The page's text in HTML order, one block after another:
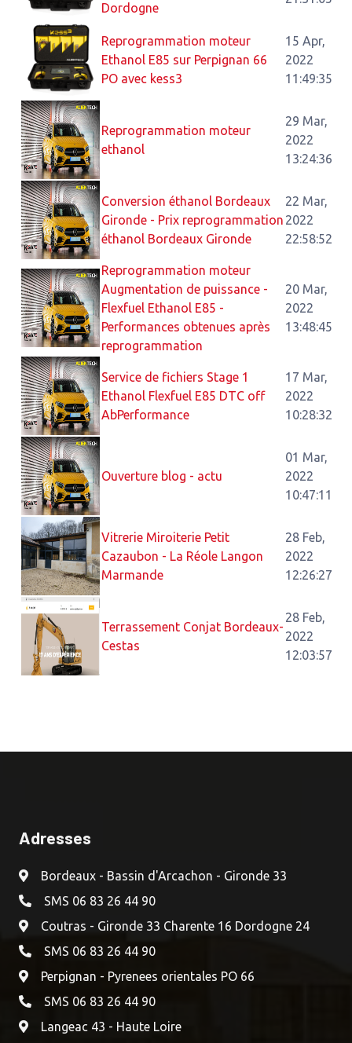
Dordogne
Reprogrammation moteur
Ethanol E85 sur Perpignan 66
PO avec kess3
15 Apr,
2022
11:49:35
Reprogrammation moteur
ethanol
29 Mar,
2022
13:24:36
Conversion éthanol Bordeaux
Gironde - Prix reprogrammation
éthanol Bordeaux Gironde
22 Mar,
2022
22:58:52
Reprogrammation moteur
Augmentation de puissance -
Flexfuel Ethanol E85 -
Performances obtenues après
reprogrammation
20 Mar,
2022
13:48:45
Service de fichiers Stage 1
Ethanol Flexfuel E85 DTC off
AbPerformance
17 Mar,
2022
10:28:32
Ouverture blog - actu
01 Mar,
2022
10:47:11
Vitrerie Miroiterie Petit
Cazaubon - La Réole Langon
Marmande
28 Feb,
2022
12:26:27
Terrassement Conjat Bordeaux-
Cestas
28 Feb,
2022
12:03:57
Adresses
Bordeaux - Bassin d'Arcachon - Gironde 33
SMS 06 83 26 44 90
Coutras - Gironde 33 Charente 16 Dordogne 24
SMS 06 83 26 44 90
Perpignan - Pyrenees orientales PO 66
SMS 06 83 26 44 90
Langeac 43 - Haute Loire